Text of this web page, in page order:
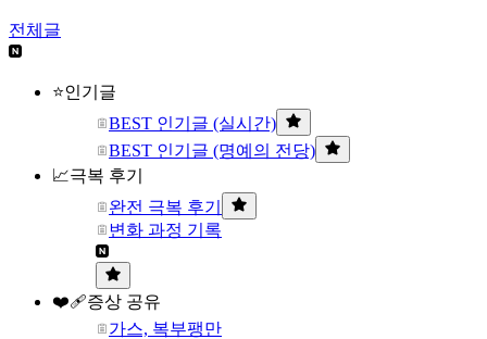
전체글
⭐인기글
BEST 인기글 (실시간)
BEST 인기글 (명예의 전당)
📈극복 후기
완전 극복 후기
변화 과정 기록
❤️‍🩹증상 공유
가스, 복부팽만